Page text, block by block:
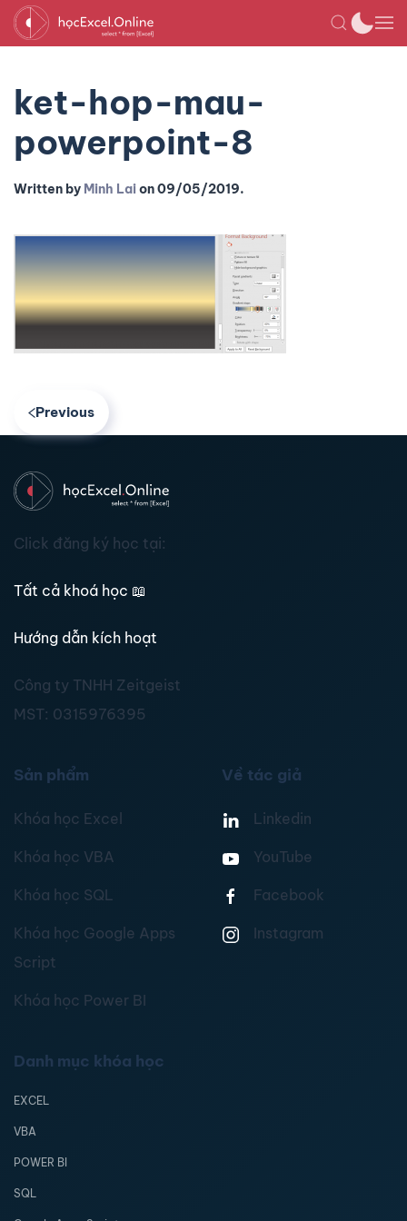
ket-hop-mau-
powerpoint-8
Written by Minh Laion09/05/2019.
Previous
Click đăng ký học tại:
Tất cả khoá học 📖
Hướng dẫn kích hoạt
Công ty TNHH Zeitgeist
MST: 0315976395
Sản phẩm
Khóa học Excel
Khóa học VBA
Khóa học SQL
Khóa học Google Apps
Script
Khóa học Power BI
Về tác giả
Linkedin
YouTube
Facebook
Instagram
Danh mục khóa học
EXCEL
VBA
POWER BI
SQL